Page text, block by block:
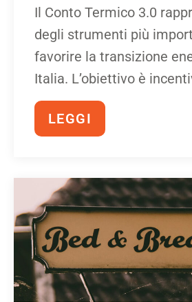
Il Conto Termico 3.0
degli strumenti più
favorire la transizione
Italia. L’obiettivo è
LEGGI